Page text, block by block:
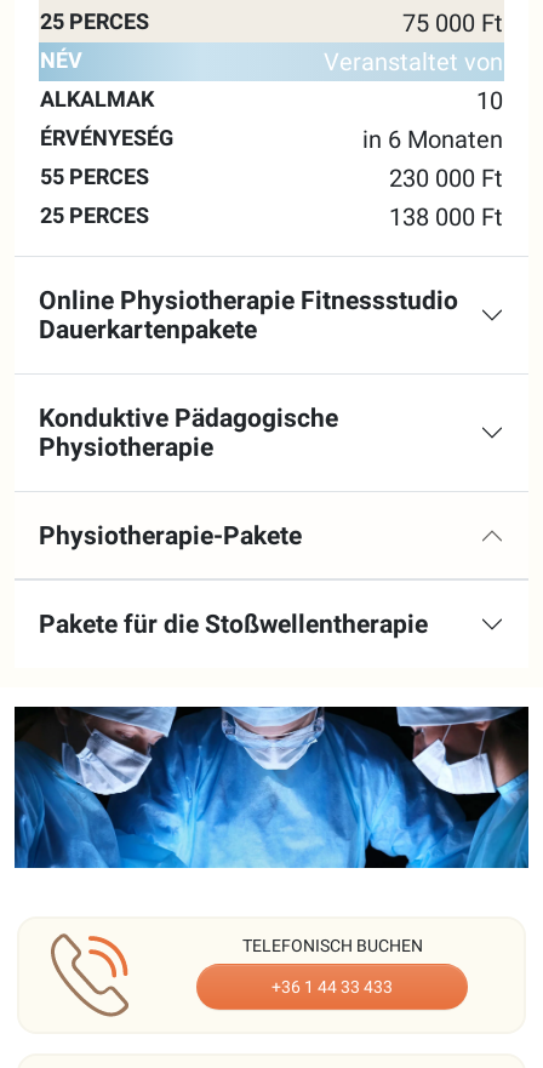
75 000 Ft
Veranstaltet von
10
in 6 Monaten
230 000 Ft
138 000 Ft
Online Physiotherapie Fitnessstudio
Dauerkartenpakete
Konduktive Pädagogische
Physiotherapie
Physiotherapie-Pakete
Pakete für die Stoßwellentherapie
TELEFONISCH BUCHEN
+36 1 44 33 433